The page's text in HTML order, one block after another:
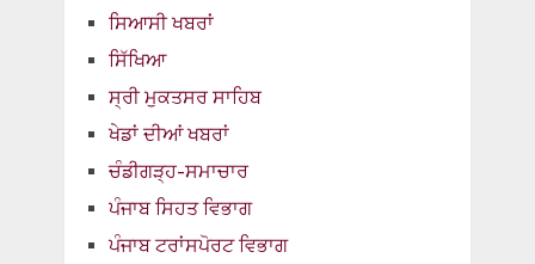
ਸਿਆਸੀ ਖਬਰਾਂ
ਸਿੱਖਿਆ
ਸ੍ਰੀ ਮੁਕਤਸਰ ਸਾਹਿਬ
ਖੇਡਾਂ ਦੀਆਂ ਖਬਰਾਂ
ਚੰਡੀਗੜ੍ਹ-ਸਮਾਚਾਰ
ਪੰਜਾਬ ਸਿਹਤ ਵਿਭਾਗ
ਪੰਜਾਬ ਟਰਾਂਸਪੋਰਟ ਵਿਭਾਗ